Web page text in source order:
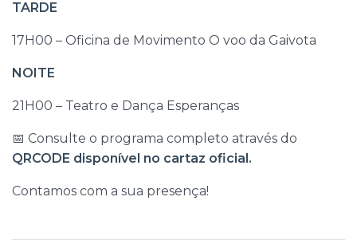
TARDE
17H00 – Oficina de Movimento O voo da Gaivota
NOITE
21H00 – Teatro e Dança Esperanças
📅 Consulte o programa completo através do
QRCODE disponível no cartaz oficial.
Contamos com a sua presença!